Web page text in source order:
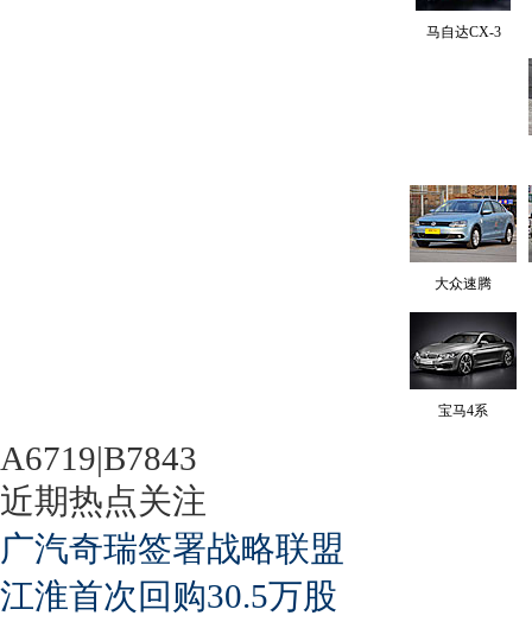
马自达CX-3
大众速腾
宝马4系
A6719|B7843
近期热点关注
广汽奇瑞签署战略联盟
江淮首次回购30.5万股